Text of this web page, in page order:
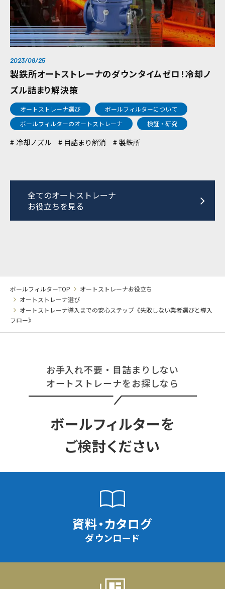
2023/08/25
製鉄所オートストレーナのダウンタイムゼロ！冷却ノ
ズル詰まり解決策
オートストレーナ選び
ボールフィルターについて
ボールフィルターのオートストレーナ
検証・研究
冷却ノズル 目詰まり解消 製鉄所
全てのオートストレーナ
お役立ちを見る
ボールフィルターTOP
オートストレーナお役立ち
オートストレーナ選び
オートストレーナ導入までの安心ステップ《失敗しない業者選びと導入
フロー》
お手入れ不要・目詰まりしない
オートストレーナをお探しなら
ボールフィルターを
ご検討ください
資料・カタログ
ダウンロード